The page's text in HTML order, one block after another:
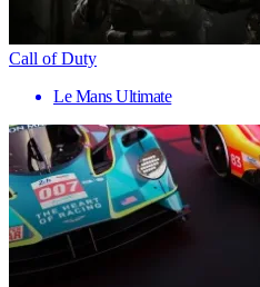
Call of Duty
Le Mans Ultimate